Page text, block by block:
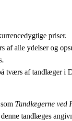
priser.
af alle ydelser og
tværs af tandlæger i
Tandlægerne ved
tandlæges